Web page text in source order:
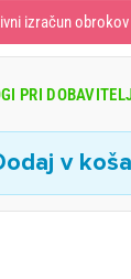
izračun obrokov
PRI
v